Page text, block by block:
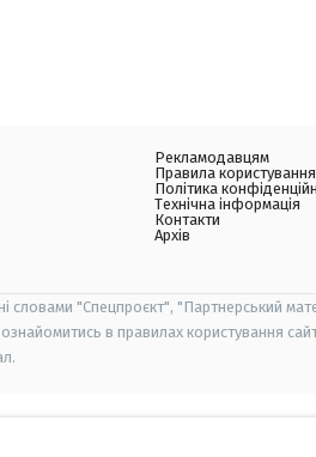
Рекламодавцям
Правила користування
Політика
Технічна інформація
Контакти
Архів
словами "Спецпроєкт", "Партнерський
в правилах користування